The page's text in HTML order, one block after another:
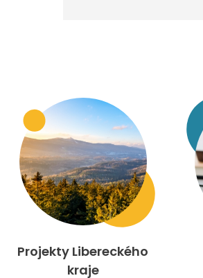
Projekty Libereckého
kraje